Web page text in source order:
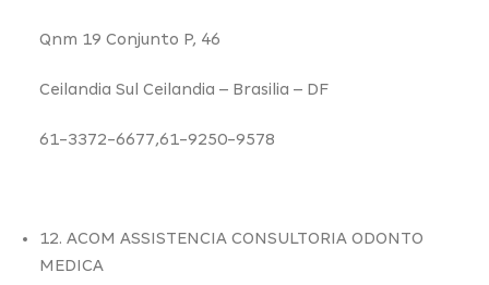
Qnm 19 Conjunto P, 46
Ceilandia Sul Ceilandia – Brasilia – DF
61-3372-6677,61-9250-9578
12. ACOM ASSISTENCIA CONSULTORIA ODONTO
MEDICA